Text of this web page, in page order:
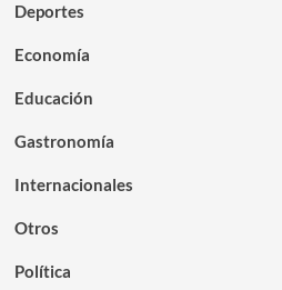
Deportes
Economía
Educación
Gastronomía
Internacionales
Otros
Política